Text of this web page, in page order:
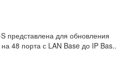
представлена для обновления
48 порта с LAN Base до IP Bas..